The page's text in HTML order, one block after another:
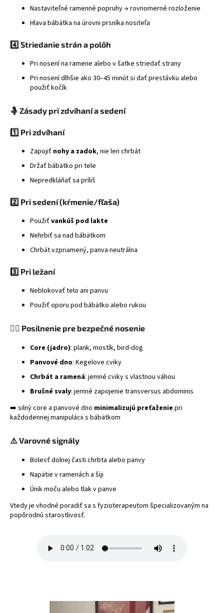
Nastaviteľné ramenné popruhy → rovnomerné rozloženie
Hlava bábätka na úrovni prsníka nositeľa
4️⃣ Striedanie strán a polôh
Pri nosení na ramene alebo v šatke striedať strany
Pri nosení dlhšie ako 30–45 minút si dať prestávku alebo
použiť kočík
🤱 Zásady pri zdvíhaní a sedení
1️⃣ Pri zdvíhaní
Zapojiť nohy a zadok, nie len chrbát
Držať bábätko pri tele
Nepredkláňať sa príliš
2️⃣ Pri sedení (kŕmenie/fľaša)
Použiťvankúš pod lakte
Nehrbiť sa nad bábätkom
Chrbát vzpriamený, panva neutrálna
3️⃣ Pri ležaní
Neblokovať telo ani panvu
Použiť oporu pod bábätko alebo rukou
🏋️‍♀️ Posilnenie pre bezpečné nosenie
Core (jadro): plank, mostík, bird-dog
Panvové dno: Kegelove cviky
Chrbát a ramená: jemné cviky s vlastnou váhou
Brušné svaly: jemné zapojenie transversus abdominis
➡️ silný core a panvové dno minimalizujú preťaženie pri
každodennej manipulácii s bábätkom
⚠️ Varovné signály
Bolesť dolnej časti chrbta alebo panvy
Napätie v ramenách a šiji
Únik moču alebo tlak v panve
Vtedy je vhodné poradiť sa s fyzioterapeutom špecializovaným na
popôrodnú starostlivosť.